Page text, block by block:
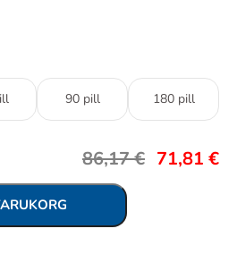
90 pill 180 pill
86,17€ 71,81 €